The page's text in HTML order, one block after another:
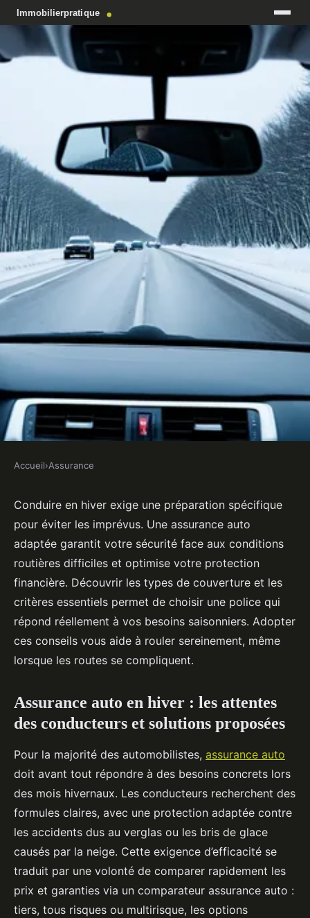
Assurance auto : conseils
essentiels pour conduire en hiver
sereinement
Lou•23 juillet 2025•6 min de lecture
Accueil›Assurance
Conduire en hiver exige une préparation spécifique
pour éviter les imprévus. Une assurance auto
adaptée garantit votre sécurité face aux conditions
routières difficiles et optimise votre protection
financière. Découvrir les types de couverture et les
critères essentiels permet de choisir une police qui
répond réellement à vos besoins saisonniers. Adopter
ces conseils vous aide à rouler sereinement, même
lorsque les routes se compliquent.
Assurance auto en hiver : les attentes
des conducteurs et solutions proposées
Pour la majorité des automobilistes, assurance auto
doit avant tout répondre à des besoins concrets lors
des mois hivernaux. Les conducteurs recherchent des
formules claires, avec une protection adaptée contre
les accidents dus au verglas ou les bris de glace
causés par la neige. Cette exigence d’efficacité se
traduit par une volonté de comparer rapidement les
prix et garanties via un comparateur assurance auto :
tiers, tous risques ou multirisque, les options